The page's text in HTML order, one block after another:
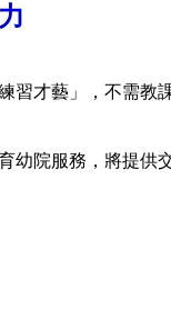
習才藝」，不需教課
幼院服務，將提供